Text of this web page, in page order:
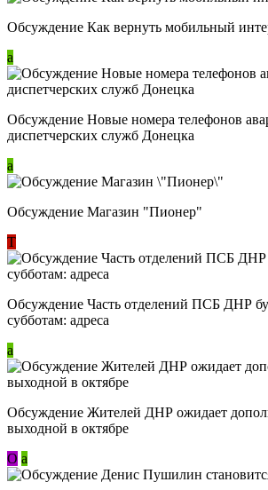
Обсуждение Как вернуть мобильный
a
Обсуждение Новые номера телефонов
диспетчерских служб Донецка
a
Обсуждение Магазин "Пионер"
Т
Обсуждение Часть отделений ПСБ ДНР
субботам: адреса
a
Обсуждение Жителей ДНР ожидает
выходной в октябре
О a